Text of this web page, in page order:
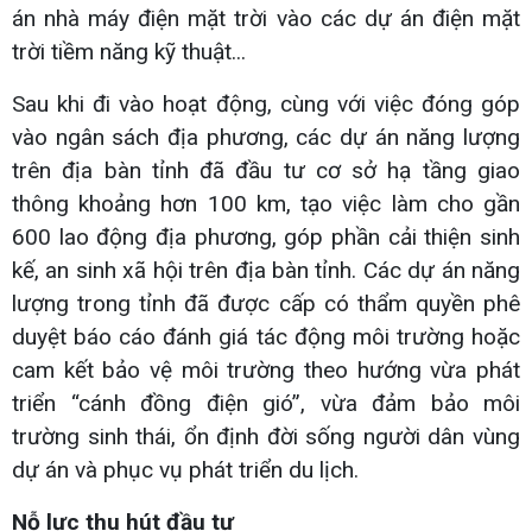
án nhà máy điện mặt trời vào các dự án điện mặt
trời tiềm năng kỹ thuật...
Sau khi đi vào hoạt động, cùng với việc đóng góp
vào ngân sách địa phương, các dự án năng lượng
trên địa bàn tỉnh đã đầu tư cơ sở hạ tầng giao
thông khoảng hơn 100 km, tạo việc làm cho gần
600 lao động địa phương, góp phần cải thiện sinh
kế, an sinh xã hội trên địa bàn tỉnh. Các dự án năng
lượng trong tỉnh đã được cấp có thẩm quyền phê
duyệt báo cáo đánh giá tác động môi trường hoặc
cam kết bảo vệ môi trường theo hướng vừa phát
triển “cánh đồng điện gió”, vừa đảm bảo môi
trường sinh thái, ổn định đời sống người dân vùng
dự án và phục vụ phát triển du lịch.
Nỗ lực thu hút đầu tư